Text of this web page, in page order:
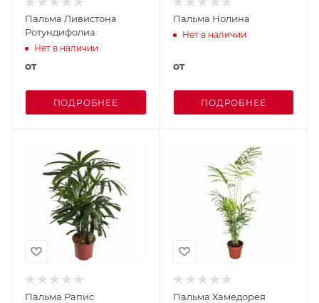
Пальма Ливистона
Ротундифолиа
Нет в наличии
от
ПОДРОБНЕЕ
Пальма Нолина
Нет в наличии
от
ПОДРОБНЕЕ
Пальма Рапис
Пальма Хамедорея